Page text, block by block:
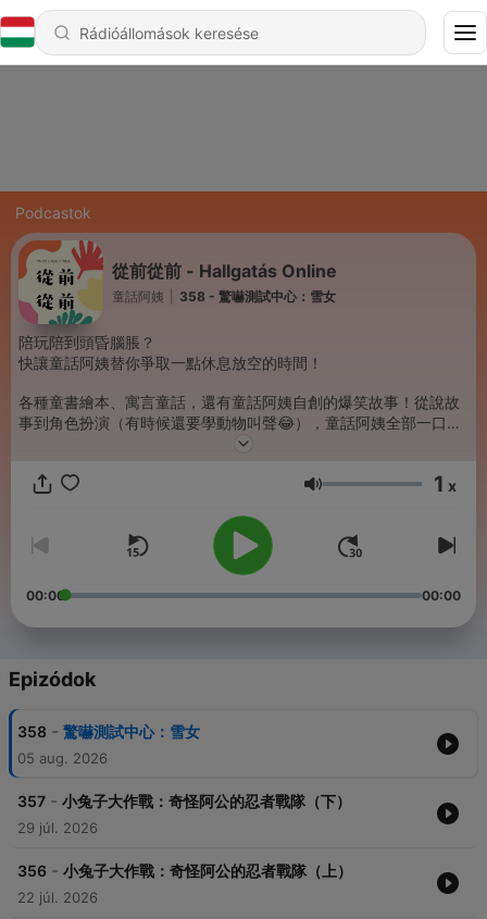
Podcastok
從前從前 - Hallgatás Online
童話阿姨 358 - 驚嚇測試中心：雪女
陪玩陪到頭昏腦脹？
快讓童話阿姨替你爭取一點休息放空的時間！
各種童書繪本、寓言童話，還有童話阿姨自創的爆笑故事！從說故
事到角色扮演（有時候還要學動物叫聲😂），童話阿姨全部一口包
⏰每週三上午10:30更新
Facebook｜IG 搜尋：從前從前
各類合作請洽：AuntieFairytale@gmail.com
Hangerő 1 x
00:00 00:00
Epizódok
358 - 驚嚇測試中心：雪女
05 aug. 2026
357 - 小兔子大作戰：奇怪阿公的忍者戰隊（下）
29 júl. 2026
356 - 小兔子大作戰：奇怪阿公的忍者戰隊（上）
22 júl. 2026